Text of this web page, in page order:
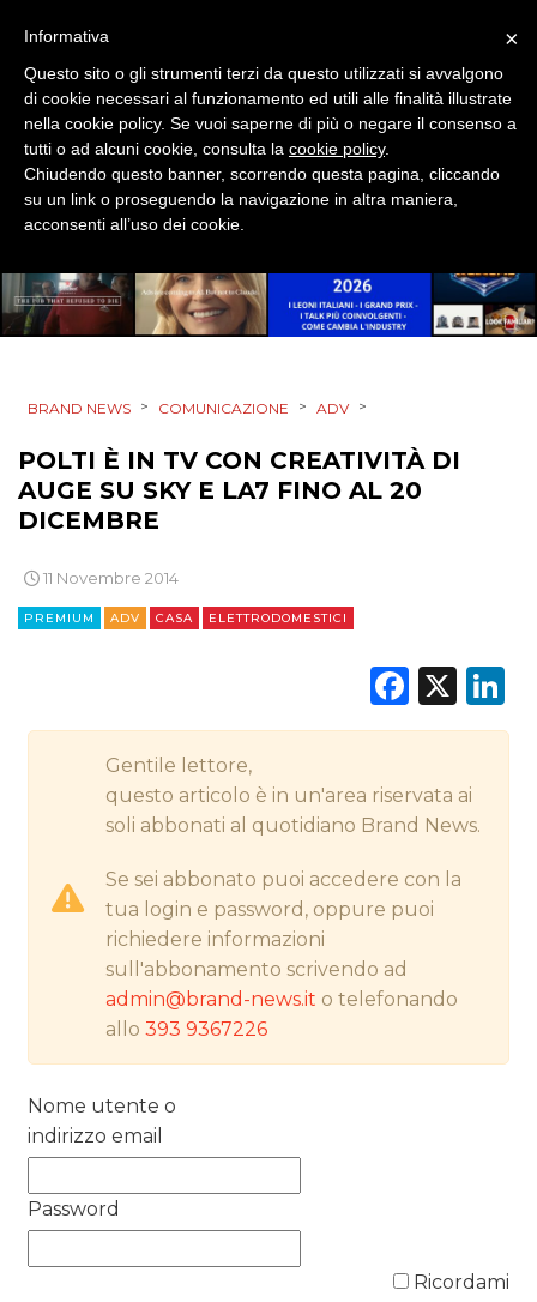
EVENTI
MOBILE
PROMOZIONI
PRODOTTI
CSR
STRATEGIE
CINEMA
RADIO / AUDIO
RICERCHE
PREVISIONI/SCENARI
NORMATIVE
TREND
BRAND NEWS > COMUNICAZIONE > ADV >
POLTI È IN TV CON CREATIVITÀ DI
AUGE SU SKY E LA7 FINO AL 20
DICEMBRE
11 Novembre 2014
PREMIUM ADV CASA ELETTRODOMESTICI
X
Gentile lettore,
questo articolo è in un'area riservata ai
soli abbonati al quotidiano Brand News.
Se sei abbonato puoi accedere con la
tua login e password, oppure puoi
richiedere informazioni
sull'abbonamento scrivendo ad
admin@brand-news.it o telefonando
allo393 9367226
Nome utente o
indirizzo email
Password
Ricordami
×
Informativa
Questo sito o gli strumenti terzi da questo utilizzati si avvalgono
di cookie necessari al funzionamento ed utili alle finalità illustrate
nella cookie policy. Se vuoi saperne di più o negare il consenso a
tutti o ad alcuni cookie, consulta la cookie policy.
Chiudendo questo banner, scorrendo questa pagina, cliccando
su un link o proseguendo la navigazione in altra maniera,
acconsenti all’uso dei cookie.